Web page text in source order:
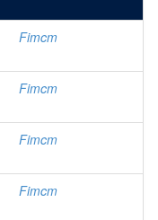
Fimcm
Fimcm
Fimcm
Fimcm